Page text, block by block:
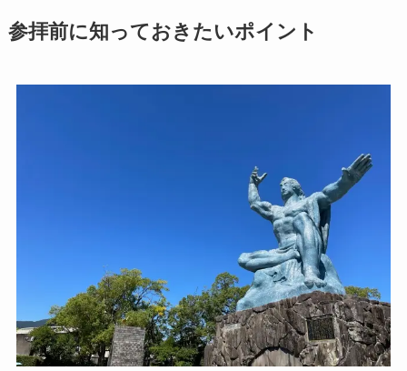
参拝前に知っておきたいポイント